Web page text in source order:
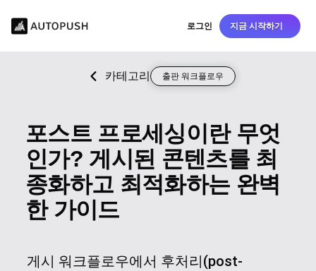
로그인 지금 시작하기
카테고리 출판 워크플로우
포스트 프로세싱이란 무엇
인가? 게시된 콘텐츠를 최
종화하고 최적화하는 완벽
한 가이드
게시 워크플로우에서 후처리(post-